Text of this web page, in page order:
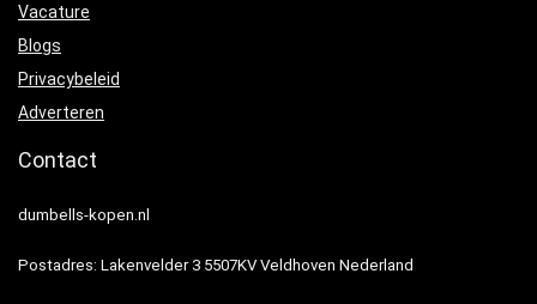
Vacature
Blogs
Privacybeleid
Adverteren
Contact
dumbells-kopen.nl
Postadres: Lakenvelder 3 5507KV Veldhoven Nederland